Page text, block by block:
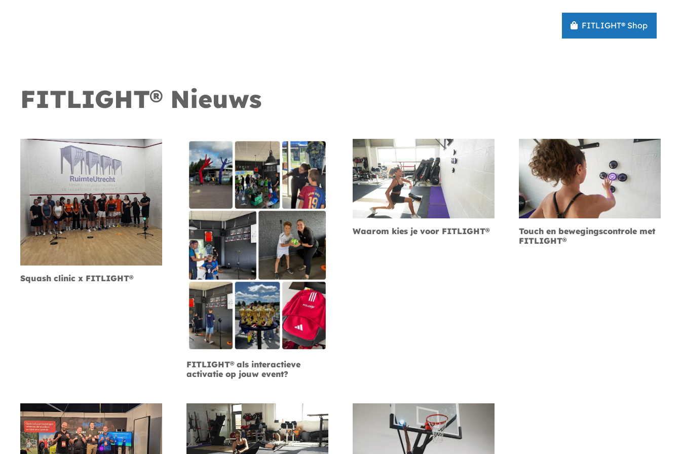
FITLIGHT® Shop
FITLIGHT® Nieuws
Squash clinic x FITLIGHT®
FITLIGHT® als interactieve
activatie op jouw event?
Waarom kies je voor FITLIGHT®
Touch en bewegingscontrole met
FITLIGHT®